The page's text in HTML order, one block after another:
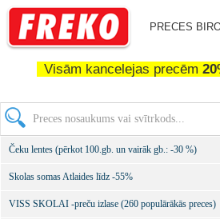
PRECES
Visām kancelejas precēm
Čeku lentes (pērkot 100.gb. un vairāk gb.: -30 %)
Skolas somas Atlaides līdz -55%
VISS SKOLAI -preču izlase (260 populārākās preces)